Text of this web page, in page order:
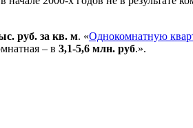
руб. за кв. м. «Однокомнатную
– в 3,1-5,6 млн. руб.».